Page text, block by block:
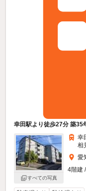
幸田駅より徒歩27分 築35
すべての写真
幸
相
愛
4階建